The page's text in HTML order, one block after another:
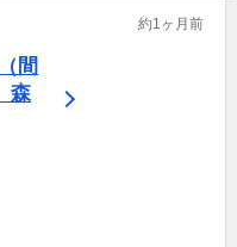
約1ヶ月前
間
森